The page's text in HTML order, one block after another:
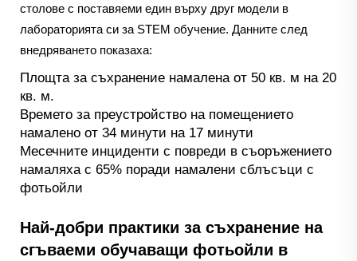
столове с поставяеми един върху друг модели в
лабораторията си за STEM обучение. Данните след
внедряването показаха:
Площта за съхранение намалена от 50 кв. м на 20
кв. м.
Времето за преустройство на помещението
намалено от 34 минути на 17 минути
Месечните инциденти с повреди в съоръжението
намаляха с 65% поради намалени сблъсъци с
фотьойли
Най-добри практики за съхранение на
сгъваеми обучаващи фотьойли в